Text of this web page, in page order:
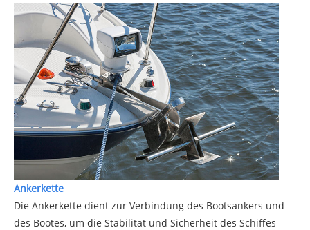
Ankerkette
Die Ankerkette dient zur Verbindung des Bootsankers und
des Bootes, um die Stabilität und Sicherheit des Schiffes